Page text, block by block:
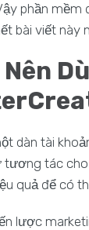
phần
bài viết này
Nên
dàn tài
tương tác
quả để có
lược